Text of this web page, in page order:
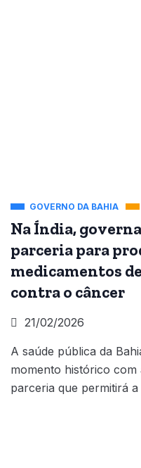
GOVERNO DA BAHIA
Na Índia,
parceria para
medicamentos
contra o câncer
21/02/2026
A saúde pública da
momento histórico
parceria que permitirá a